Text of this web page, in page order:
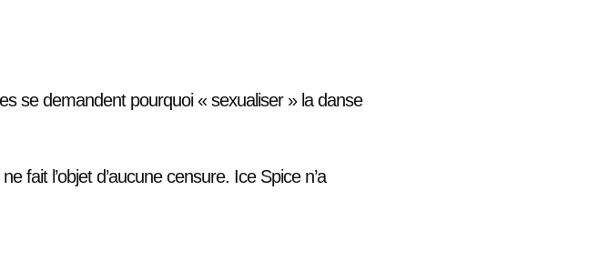
se demandent pourquoi « sexualiser » la danse
fait l’objet d’aucune censure. Ice Spice n’a